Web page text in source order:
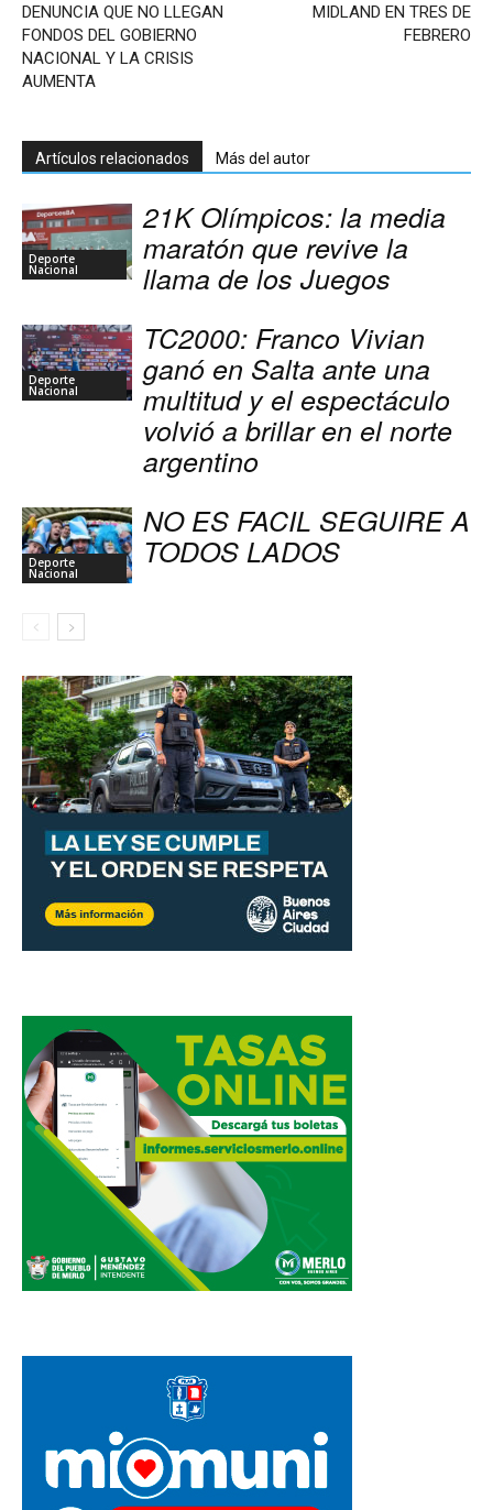
DENUNCIA QUE NO LLEGAN
FONDOS DEL GOBIERNO
NACIONAL Y LA CRISIS
AUMENTA
MIDLAND EN TRES DE
FEBRERO
Artículos relacionados Más del autor
Deporte
Nacional
21K Olímpicos: la media
maratón que revive la
llama de los Juegos
Deporte
Nacional
TC2000: Franco Vivian
ganó en Salta ante una
multitud y el espectáculo
volvió a brillar en el norte
argentino
Deporte
Nacional
NO ES FACIL SEGUIRE A
TODOS LADOS